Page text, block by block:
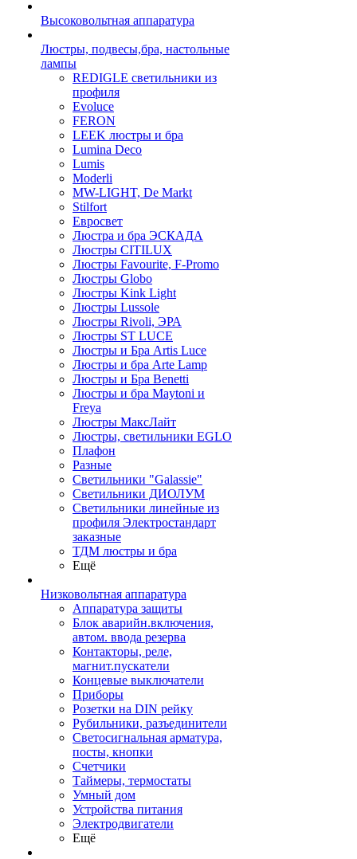
Высоковольтная аппаратура
Люстры, подвесы,бра, настольные
лампы
REDIGLE светильники из
профиля
Evoluce
FERON
LEEK люстры и бра
Lumina Deco
Lumis
Moderli
MW-LIGHT, De Markt
Stilfort
Евросвет
Люстра и бра ЭСКАДА
Люстры CITILUX
Люстры Favourite, F-Promo
Люстры Globo
Люстры Kink Light
Люстры Lussole
Люстры Rivoli, ЭРА
Люстры ST LUCE
Люстры и Бра Artis Luce
Люстры и бра Arte Lamp
Люстры и Бра Benetti
Люстры и бра Maytoni и
Freya
Люстры МаксЛайт
Люстры, светильники EGLO
Плафон
Разные
Светильники "Galassie"
Светильники ДИОЛУМ
Светильники линейные из
профиля Электростандарт
заказные
ТДМ люстры и бра
Ещё
Низковольтная аппаратура
Аппаратура защиты
Блок аварийн.включения,
автом. ввода резерва
Контакторы, реле,
магнит.пускатели
Концевые выключатели
Приборы
Розетки на DIN рейку
Рубильники, разъединители
Светосигнальная арматура,
посты, кнопки
Счетчики
Таймеры, термостаты
Умный дом
Устройства питания
Электродвигатели
Ещё